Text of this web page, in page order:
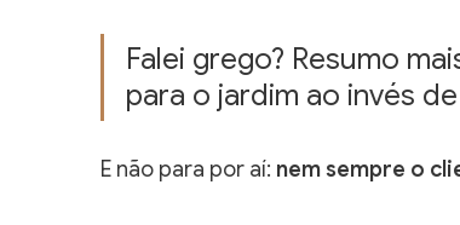
Falei grego? Resumo
para o jardim ao invés
E não para por aí: nem sempre o